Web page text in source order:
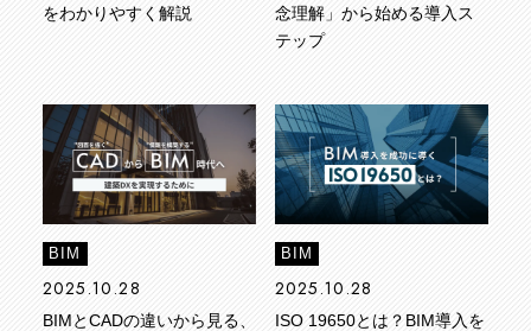
をわかりやすく解説
念理解」から始める導入ス
テップ
BIM
2025.10.28
BIMとCADの違いから見る、
BIM
2025.10.28
ISO 19650とは？BIM導入を